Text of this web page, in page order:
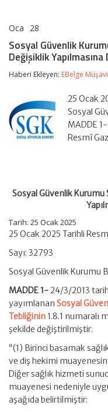
Oca 28
Kurumu
Sağlık
Tebliğinde
Yapılmasına
Dair
Tebliğ
Sosyal Güvenlik
Değişiklik
Haberi Ekleyen: EBelge
25 Ocak
Sosyal
MADDE
Resmî
Sosyal Güvenlik Kurumu
Tarih: 25 Ocak 2025
25 Ocak 2025 Tarihli
Sayı: 32793
Sosyal Güvenlik Kurumu
MADDE 1- 24/3/2013
yayımlanan Sosyal
Tebliğinin 1.8.1 numaralı
şekilde değiştirilmiştir.
“(1) Birinci basamak
ve diş hekimi
Diğer sağlık hizmeti
muayenesi nedeniyle
aşağıda belirtilmiştir: